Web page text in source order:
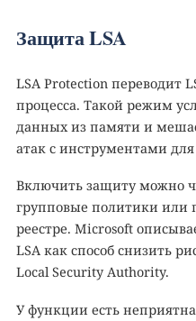
Защита LSA
LSA Protection переводит
процесса. Такой режим
данных из памяти и
атак с инструментами
Включить защиту можно
групповые политики или
реестре. Microsoft
LSA как способ снизить
Local Security Authority.
У функции есть